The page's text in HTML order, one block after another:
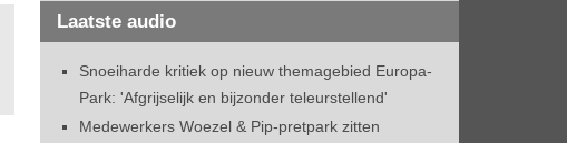
Laatste audio
Snoeiharde kritiek op nieuw themagebied Europa-
Park: 'Afgrijselijk en bijzonder teleurstellend'
Medewerkers Woezel & Pip-pretpark zitten